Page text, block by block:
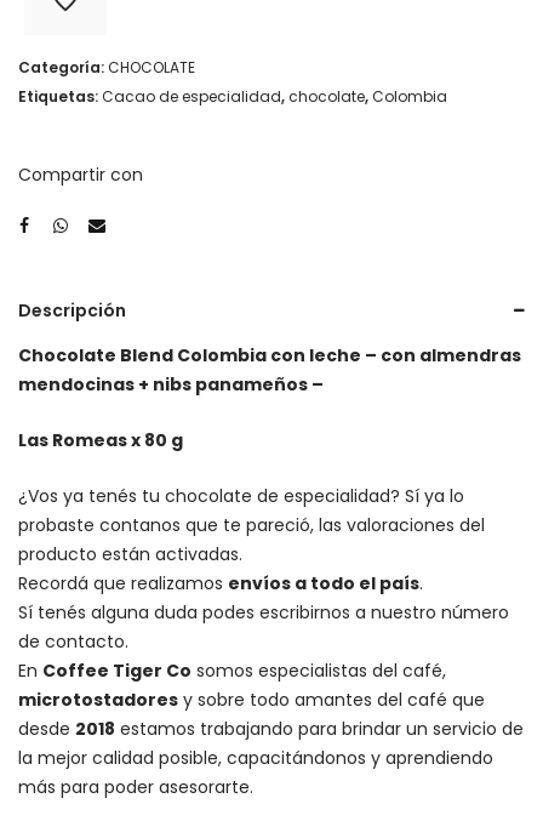
Categoría:CHOCOLATE
Etiquetas:Cacao de especialidad,chocolate,Colombia
Compartir con
Descripción
Chocolate Blend Colombia con leche – con almendras
mendocinas + nibs panameños –
Las Romeas x 80 g
¿Vos ya tenés tu chocolate de especialidad? Sí ya lo
probaste contanos que te pareció, las valoraciones del
producto están activadas.
Recordá que realizamos envíos a todo el país.
Sí tenés alguna duda podes escribirnos a nuestro número
de contacto.
En Coffee Tiger Co somos especialistas del café,
microtostadores y sobre todo amantes del café que
desde 2018 estamos trabajando para brindar un servicio de
la mejor calidad posible, capacitándonos y aprendiendo
más para poder asesorarte.